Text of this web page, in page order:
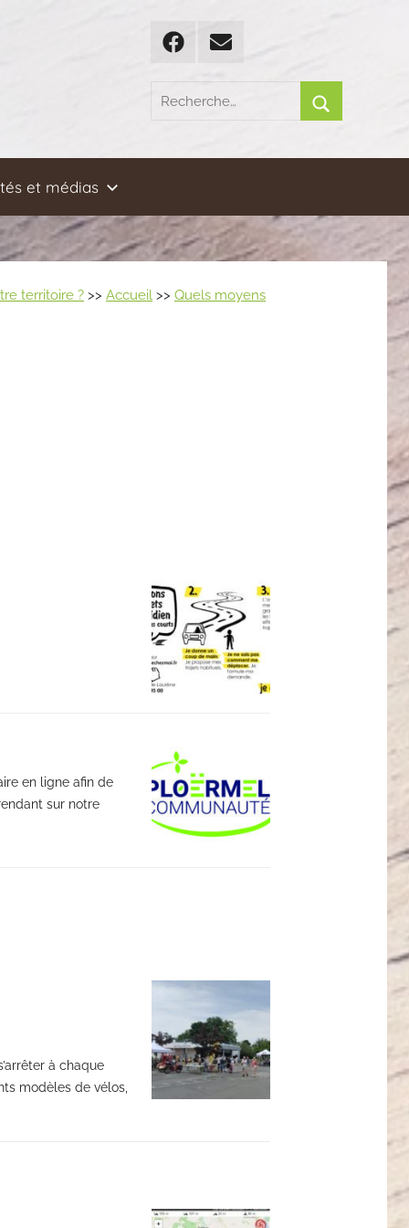
FacebookEmail
Recherche
et médias
territoire ? >> Accueil >> Quels moyens
en ligne afin de
sur notre
à chaque
modèles de vélos,